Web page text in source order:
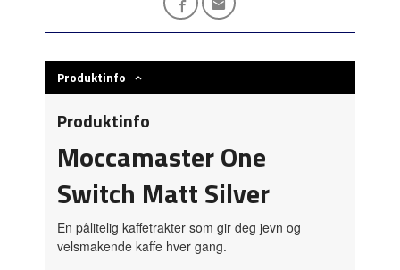
Produktinfo
Produktinfo
Moccamaster One
Switch Matt Silver
En pålitelig kaffetrakter som gir deg jevn og
velsmakende kaffe hver gang.